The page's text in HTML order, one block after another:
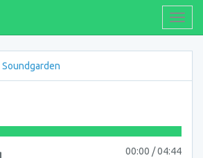
Soundgarden
00:00 /04:44